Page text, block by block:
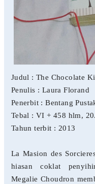
Judul : The Chocolate
Penulis : Laura Florand
Penerbit : Bentang
Tebal : VI + 458 hlm,
Tahun terbit : 2013
La Masion des
hiasan coklat
Megalie Choudron